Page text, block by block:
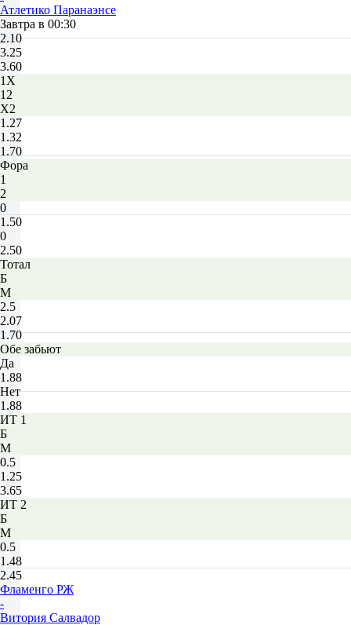
Атлетико Паранаэнсе
Завтра в 00:30
2.10
3.25
3.60
1X
12
X2
1.27
1.32
1.70
Фора
1
2
0
1.50
0
2.50
Тотал
Б
М
2.5
2.07
1.70
Обе забьют
Да
1.88
Нет
1.88
ИТ 1
Б
М
0.5
1.25
3.65
ИТ 2
Б
М
0.5
1.48
2.45
Фламенго РЖ
-
Витория Салвадор